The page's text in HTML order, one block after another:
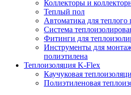
Коллекторы и
Теплый пол
Автоматика для теплого
Система
Фитинги для
Инструменты для
полиэтилена
Теплоизоляция K-Flex
Каучуковая
Полиэтиленовая